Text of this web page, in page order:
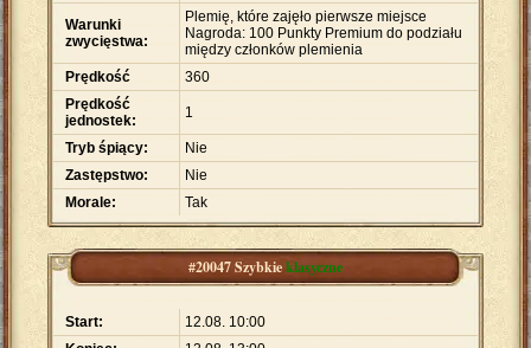
Warunki
zwycięstwa:
Plemię, które zajęło pierwsze miejsce
Nagroda: 100 Punkty Premium do podziału
między członków plemienia
Prędkość
360
Prędkość
jednostek:
1
Tryb śpiący:
Nie
Zastępstwo:
Nie
Morale:
Tak
#20047 Szybkieklasyczne
Start:
12.08. 10:00